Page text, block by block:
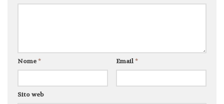
Nome* Email*
Sito web